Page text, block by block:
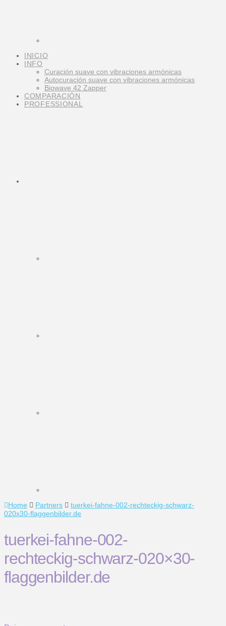
INICIO
INFO
Curación suave con vibraciones armónicas
Autocuración suave con vibraciones armónicas
Biowave 42 Zapper
COMPARACIÓN
PROFESSIONAL
Home Partners
tuerkei-fahne-002-rechteckig-schwarz-
020x30-flaggenbilder.de
tuerkei-fahne-002-
rechteckig-schwarz-020×30-
flaggenbilder.de